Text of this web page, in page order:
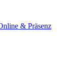
& Präsenz